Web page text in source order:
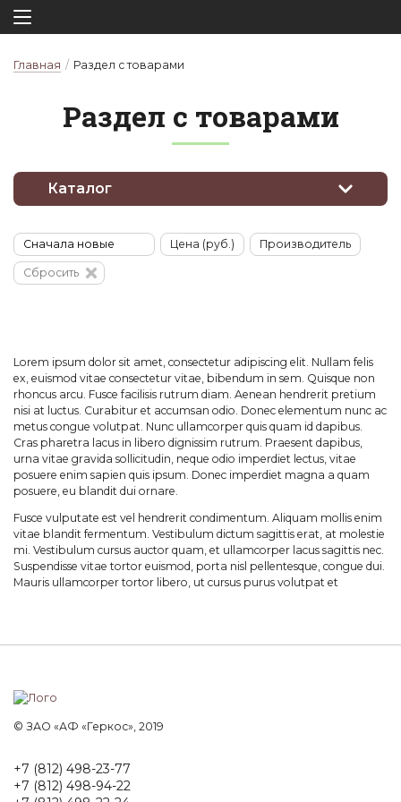
Главная / Раздел с товарами
Раз­дел с то­ва­ра­ми
Каталог
Цена (руб.) Производитель
Сбросить
Lorem ipsum dolor sit amet, consectetur adipiscing elit. Nullam felis
ex, euismod vitae consectetur vitae, bibendum in sem. Quisque non
rhoncus arcu. Fusce facilisis rutrum diam. Aenean hendrerit pretium
nisi at luctus. Curabitur et accumsan odio. Donec elementum nunc ac
metus congue volutpat. Nunc ullamcorper quis quam id dapibus.
Cras pharetra lacus in libero dignissim rutrum. Praesent dapibus,
urna vitae gravida sollicitudin, neque odio imperdiet lectus, vitae
posuere enim sapien quis ipsum. Donec imperdiet magna a quam
posuere, eu blandit dui ornare.
Fusce vulputate est vel hendrerit condimentum. Aliquam mollis enim
vitae blandit fermentum. Vestibulum dictum sagittis erat, at molestie
mi. Vestibulum cursus auctor quam, et ullamcorper lacus sagittis nec.
Suspendisse vitae tortor euismod, porta nisl pellentesque, congue dui.
Mauris ullamcorper tortor libero, ut cursus purus volutpat et
© ЗАО «АФ «Геркос», 2019
+7 (812) 498-23-77
+7 (812) 498-94-22